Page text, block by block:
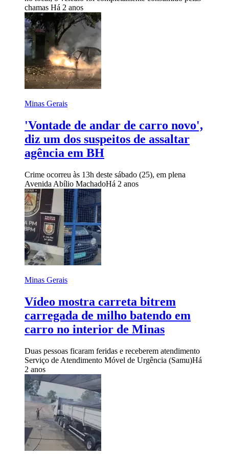
chamas Há 2 anos
Minas Gerais
'Vontade de andar de carro novo',
diz um dos suspeitos de assaltar
agência em BH
Crime ocorreu às 13h deste sábado (25), em plena
Avenida Abílio MachadoHá 2 anos
Minas Gerais
Vídeo mostra carreta bitrem
carregada de milho batendo em
carro no interior de Minas
Duas pessoas ficaram feridas e receberem atendimento
Serviço de Atendimento Móvel de Urgência (Samu)Há
2 anos